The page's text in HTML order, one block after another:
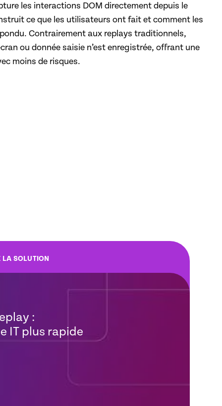
les interactions DOM directement depuis le
ce que les utilisateurs ont fait et comment les
Contrairement aux replays traditionnels,
ou donnée saisie n’est enregistrée, offrant une
moins de risques.
LA SOLUTION
:
IT plus rapide